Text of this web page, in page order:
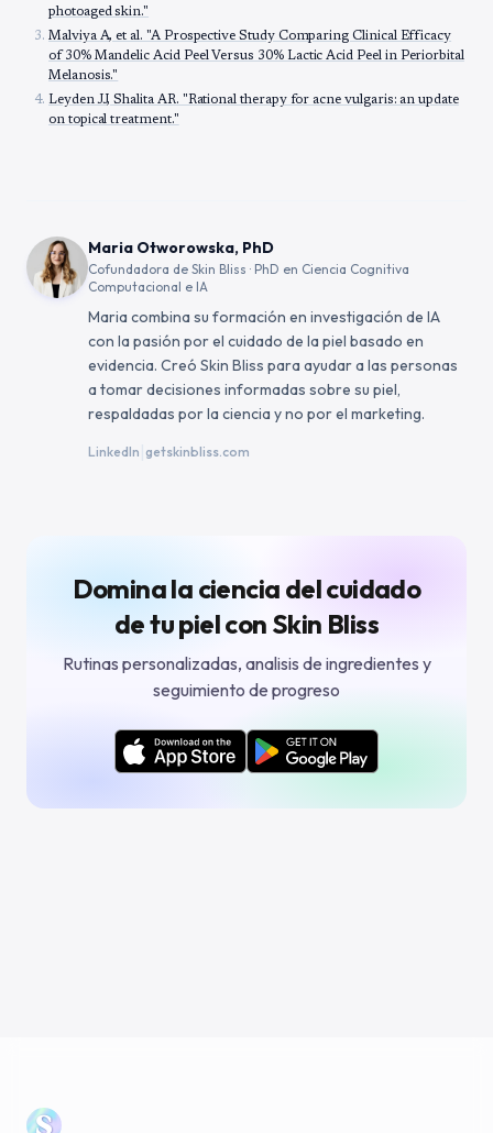
photoaged skin."
Malviya A, et al. "A Prospective Study Comparing Clinical Efficacy
of 30% Mandelic Acid Peel Versus 30% Lactic Acid Peel in Periorbital
Melanosis."
Leyden JJ, Shalita AR. "Rational therapy for acne vulgaris: an update
on topical treatment."
Maria Otworowska, PhD
Cofundadora de Skin Bliss · PhD en Ciencia Cognitiva
Computacional e IA
Maria combina su formación en investigación de IA
con la pasión por el cuidado de la piel basado en
evidencia. Creó Skin Bliss para ayudar a las personas
a tomar decisiones informadas sobre su piel,
respaldadas por la ciencia y no por el marketing.
LinkedIn getskinbliss.com
Domina la ciencia del cuidado
de tu piel con Skin Bliss
Rutinas personalizadas, analisis de ingredientes y
seguimiento de progreso